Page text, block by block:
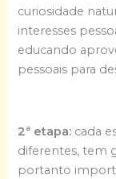
curiosidade
interesses
educando
pessoais para
2ª etapa: cada
diferentes, tem
portanto